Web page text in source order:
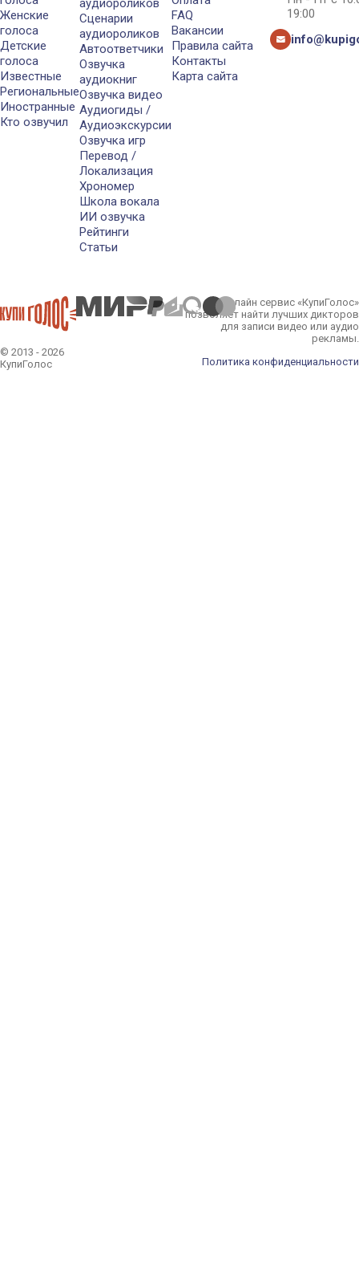
Женские
голоса
Детские
голоса
Известные
Региональные
Иностранные
Кто озвучил
аудиороликов
Сценарии
аудиороликов
Автоответчики
Озвучка
аудиокниг
Озвучка видео
Аудиогиды /
Аудиоэкскурсии
Озвучка игр
Перевод /
Локализация
Хрономер
Школа вокала
ИИ озвучка
Рейтинги
Статьи
FAQ
Вакансии
Правила сайта
Контакты
Карта сайта
19:00
© 2013 - 2026
КупиГолос
Онлайн сервис «КупиГолос»
позволяет найти лучших дикторов
для записи видео или аудио
рекламы.
Политика конфиденциальности